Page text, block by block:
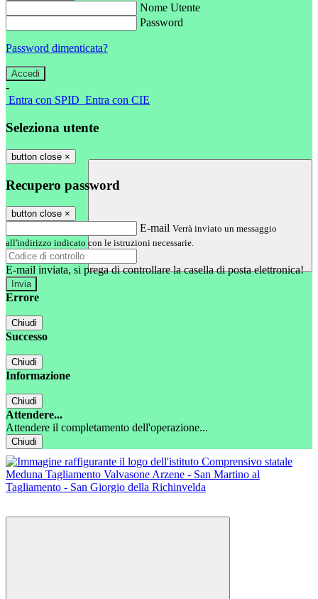
Nome Utente
Password
Password dimenticata?
-
Entra con SPID Entra con CIE
Seleziona utente
button close ×
Recupero password
button close ×
E-mail Verrà inviato un messaggio
all'indirizzo indicato con le istruzioni necessarie.
E-mail inviata, si prega di controllare la casella di posta elettronica!
Errore
Chiudi
Successo
Chiudi
Informazione
Chiudi
Attendere...
Attendere il completamento dell'operazione...
Chiudi